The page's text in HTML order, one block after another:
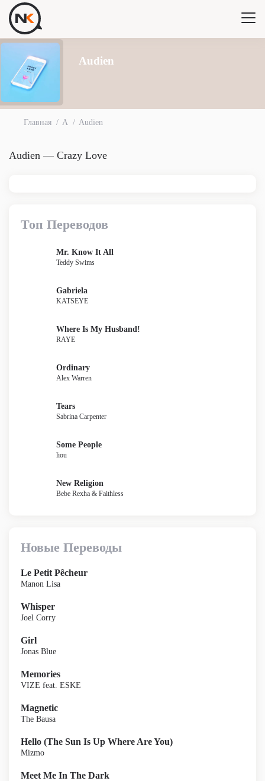
Audien
Главная A Audien
Audien — Crazy Love
Топ Переводов
Mr. Know It All
Teddy Swims
Gabriela
KATSEYE
Where Is My Husband!
RAYE
Ordinary
Alex Warren
Tears
Sabrina Carpenter
Some People
liou
New Religion
Bebe Rexha & Faithless
Новые Переводы
Le Petit Pêcheur
Manon Lisa
Whisper
Joel Corry
Girl
Jonas Blue
Memories
VIZE feat. ESKE
Magnetic
The Bausa
Hello (The Sun Is Up Where Are You)
Mizmo
Meet Me In The Dark